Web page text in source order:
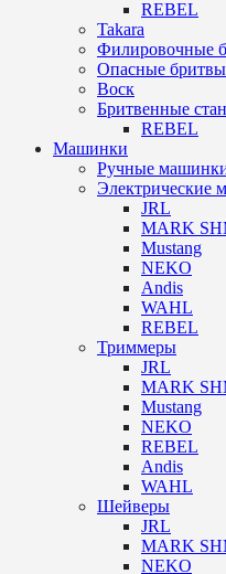
REBEL
Takara
Филировочные
Опасные
Воск
Бритвенные
REBEL
Машинки
Ручные
Электрические
JRL
MARK
Mustang
NEKO
Andis
WAHL
REBEL
Триммеры
JRL
MARK
Mustang
NEKO
REBEL
Andis
WAHL
Шейверы
JRL
MARK
NEKO